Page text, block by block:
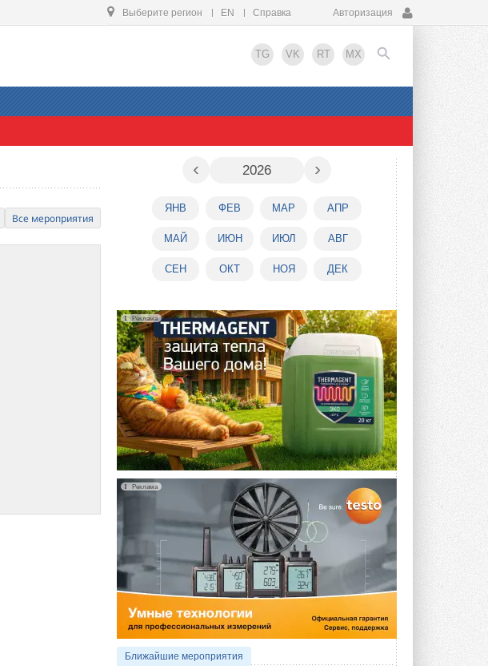
Выберите регион EN Справка Авторизация
TG VK RT MX
EN
Все мероприятия
‹ 2026 ›
ЯНВ ФЕВ МАР АПР
МАЙ ИЮН ИЮЛ АВГ
СЕН ОКТ НОЯ ДЕК
Реклама
Реклама
Ближайшие мероприятия